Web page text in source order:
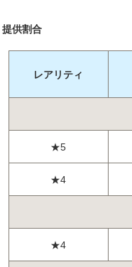
提供割合
レアリティ
★5
★4
★4